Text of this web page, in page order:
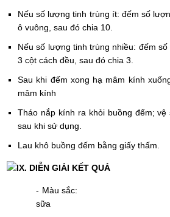
Nếu số lượng tinh trùng ít: đếm số
ô vuông, sau đó chia 10.
Nếu số lượng tinh trùng nhiều: đếm
3 cột cách đều, sau đó chia 3.
Sau khi đếm xong hạ mâm kính
mâm kính
Tháo nắp kính ra khỏi buồng đếm;
sau khi sử dụng.
Lau khô buồng đếm bằng giấy thấm.
IX. DIỄN GIẢI KẾT QUẢ
- Màu sắc: bình
sữa